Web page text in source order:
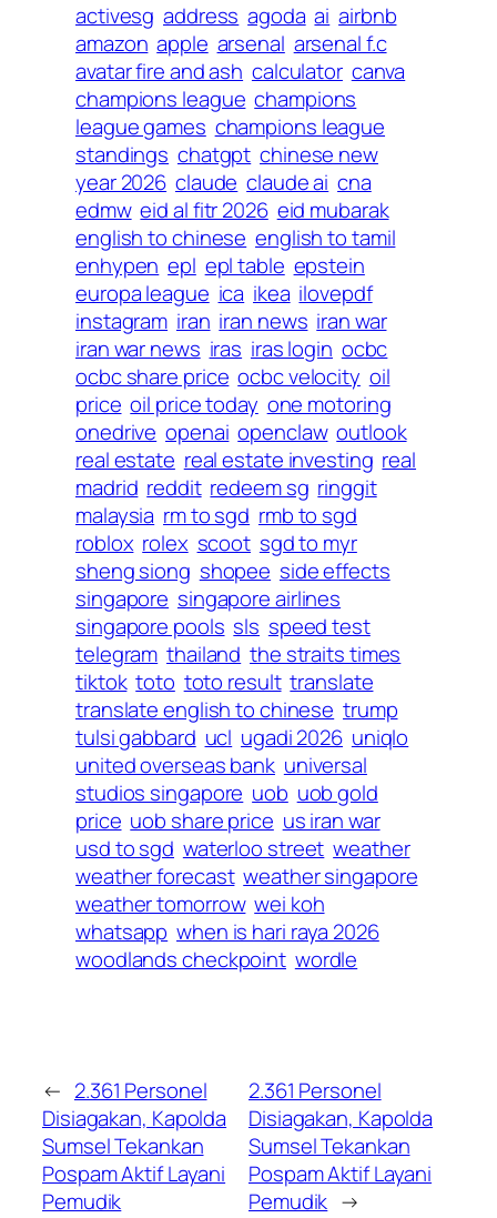
activesg address agoda ai airbnb
amazon apple arsenal arsenal f.c
avatar fire and ash calculator canva
champions league champions
league games champions league
standings chatgpt chinese new
year 2026 claude claude ai cna
edmw eid al fitr 2026 eid mubarak
english to chinese english to tamil
enhypen epl epl table epstein
europa league ica ikea ilovepdf
instagram iran iran news iran war
iran war news iras iras login ocbc
ocbc share price ocbc velocity oil
price oil price today one motoring
onedrive openai openclaw outlook
real estate real estate investing real
madrid reddit redeem sg ringgit
malaysia rm to sgd rmb to sgd
roblox rolex scoot sgd to myr
sheng siong shopee side effects
singapore singapore airlines
singapore pools sls speed test
telegram thailand the straits times
tiktok toto toto result translate
translate english to chinese trump
tulsi gabbard ucl ugadi 2026 uniqlo
united overseas bank universal
studios singapore uob uob gold
price uob share price us iran war
usd to sgd waterloo street weather
weather forecast weather singapore
weather tomorrow wei koh
whatsapp when is hari raya 2026
woodlands checkpoint wordle
← 2.361 Personel
Disiagakan, Kapolda
Sumsel Tekankan
Pospam Aktif Layani
Pemudik
2.361 Personel
Disiagakan, Kapolda
Sumsel Tekankan
Pospam Aktif Layani
Pemudik →